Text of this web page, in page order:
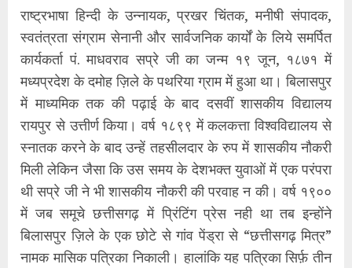
राष्ट्रभाषा हिन्दी के उन्नायक, प्रखर चिंतक, मनीषी संपादक,
स्वतंत्रता संग्राम सेनानी और सार्वजनिक कार्यों के लिये समर्पित
कार्यकर्ता पं. माधवराव सप्रे जी का जन्म १९ जून, १८७१ में
मध्यप्रदेश के दमोह ज़िले के पथरिया ग्राम में हुआ था। बिलासपुर
में माध्यमिक तक की पढ़ाई के बाद दसवीं शासकीय विद्यालय
रायपुर से उत्तीर्ण किया। वर्ष १८९९ में कलकत्ता विश्वविद्यालय से
स्नातक करने के बाद उन्हें तहसीलदार के रुप में शासकीय नौकरी
मिली लेकिन जैसा कि उस समय के देशभक्त युवाओं में एक परंपरा
थी सप्रे जी ने भी शासकीय नौकरी की परवाह न की। वर्ष १९००
में जब समूचे छत्तीसगढ़ में प्रिंटिंग प्रेस नही था तब इन्होंने
बिलासपुर ज़िले के एक छोटे से गांव पेंड्रा से “छत्तीसगढ़ मित्र”
नामक मासिक पत्रिका निकाली। हालांकि यह पत्रिका सिर्फ़ तीन